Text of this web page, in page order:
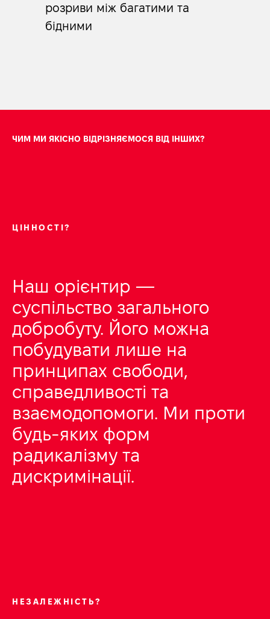
розриви між багатими та
бідними
ЧИМ МИ ЯКІСНО ВІДРІЗНЯЄМОСЯ ВІД ІНШИХ?
ЦІННОСТІ?
Наш орієнтир —
суспільство загального
добробуту. Його можна
побудувати лише на
принципах свободи,
справедливості та
взаємодопомоги. Ми проти
будь-яких форм
радикалізму та
дискримінації.
НЕЗАЛЕЖНІСТЬ?